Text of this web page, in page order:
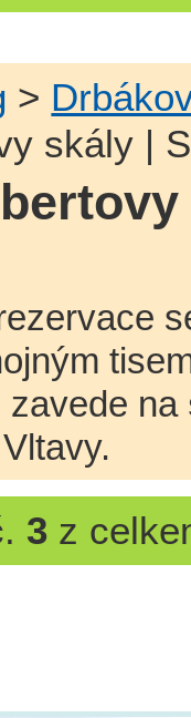
>
skály |
zavede na
3z